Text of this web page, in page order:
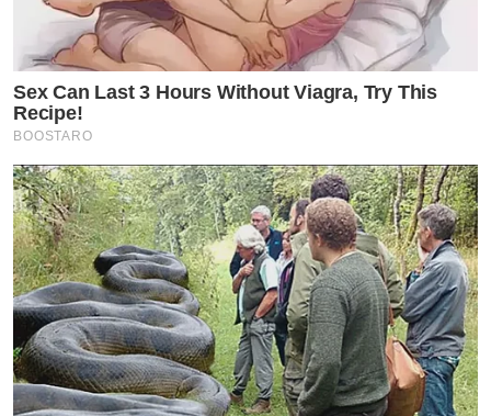
Sex Can Last 3 Hours Without Viagra, Try This
Recipe!
BOOSTARO